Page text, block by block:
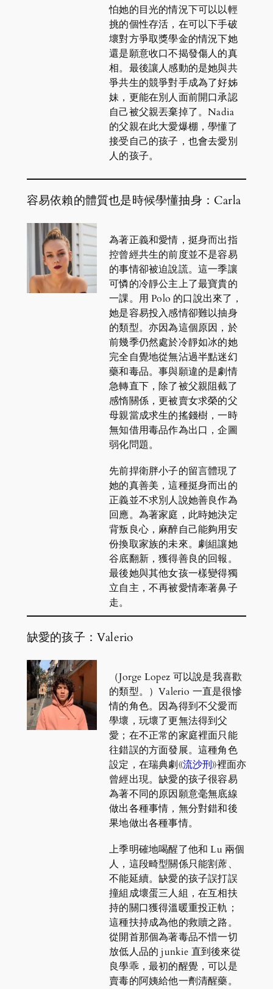
怕她的目光的情況下可以以輕
挑的個性存活，在可以下手破
壞對方爭取獎學金的情況下她
還是願意收口不揭發傷人的真
相。最後讓人感動的是她與共
爭共生的競爭對手成為了好姊
妹，更能在別人面前開口承認
自己被父親丟棄掉了。Nadia
的父親在此大愛爆棚，學懂了
接受自己的孩子，也會去愛別
人的孩子。
容易依賴的體質也是時候學懂抽身：Carla
為著正義和愛情，挺身而出指
控曾經共生的前度並不是容易
的事情卻被迫說謊。這一季讓
可憐的冷靜公主上了最寶貴的
一課。用 Polo 的口說出來了，
她是容易投入感情卻難以抽身
的類型。亦因為這個原因，於
前幾季仍然處於冷靜如冰的她
完全自覺地從無沾過半點迷幻
藥和毒品。事與願違的是劇情
急轉直下，除了被父親阻截了
感惰關係，更被賣女求榮的父
母親當成求生的搖錢樹，一時
無知借用毒品作為出口，企圖
弱化問題。
先前捍衛胖小子的留言體現了
她的真善美，這種挺身而出的
正義並不求別人說她善良作為
回應。為著家庭，此時她決定
背叛良心，麻醉自己能夠用安
份換取家族的未來。劇組讓她
谷底翻新，獲得善良的回報。
最後她與其他女孩一樣變得獨
立自主，不再被愛情牽著鼻子
走。
缺愛的孩子：Valerio
（Jorge Lopez 可以說是我喜歡
的類型。）Valerio 一直是很慘
情的角色。因為得到不父愛而
學壞，玩壞了更無法得到父
愛；在不正常的家庭裡面只能
往錯誤的方面發展。這種角色
設定，在瑞典劇《流沙刑》裡面亦
曾經出現。缺愛的孩子很容易
為著不同的原因願意毫無底線
做出各種事情，無分對錯和後
果地做出各種事情。
上季明確地喝醒了他和 Lu 兩個
人，這段畸型關係只能割蓆、
不能延續。缺愛的孩子誤打誤
撞組成壞蛋三人組，在互相扶
持的關口獲得溫暖重投正軌；
這種扶持成為他的救贖之路。
從開首那個為著毒品不惜一切
放低人品的 junkie 直到後來從
良學乖，最初的醒覺，可以是
賣毒的阿姨給他一劑清醒藥。